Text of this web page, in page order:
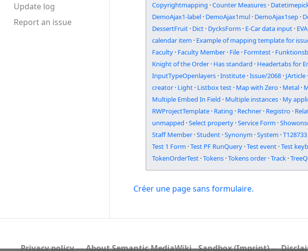
Update log
Report an issue
Copyrightmapping ·Counter Measures ·
DemoAjax1-label · DemoAjax1mul · DemoAjax1sep ·
DessertFruit · Dict · DycksForm · E-Car data input ·
calendar item · Example of mapping template for
Faculty · Faculty Member · File · Formtest ·
Knight of the Order · Has standard · Headertabs for
InputTypeOpenlayers ·Institute ·Issue/2068 · JArticle ·
creator · Light · Listbox test · Map with Zero · Metal ·
Multiple Embed In Field · Multiple instances · My
RWProjectTemplate · Rating · Rechner · Registro ·
unmapped ·Select property ·Service Form ·
Staff Member ·Student ·Synonym ·System ·T128733
Test 1 Form ·Test PF RunQuery ·Test event ·Test
TokenOrderTest ·Tokens ·Tokens order ·Track ·
Créer une page sans formulaire.
Privacy policy About Semantic MediaWiki - Sandbox (Imprint)